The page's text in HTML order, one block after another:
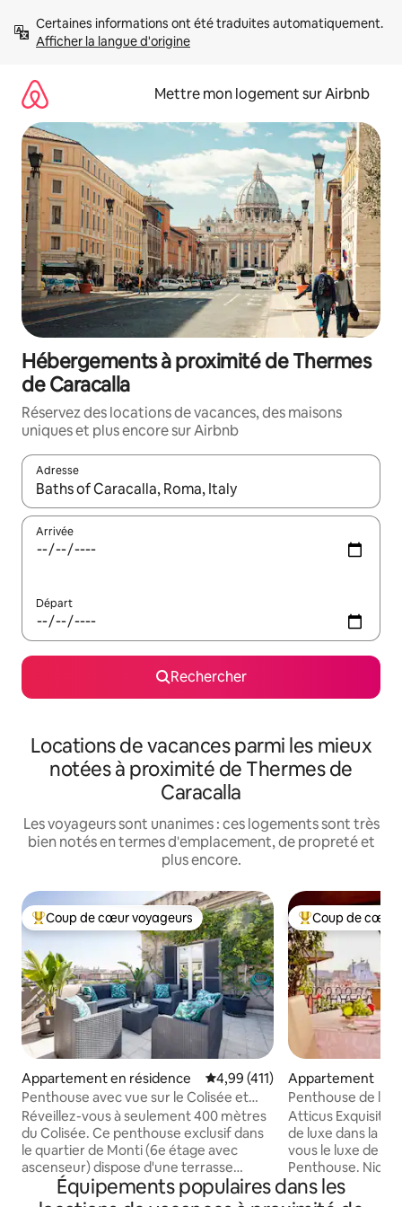
directement
Afficher la langue d'origine
Mettre mon logement sur Airbnb
Hébergements à proximité de Thermes
de Caracalla
Réservez des locations de vacances, des maisons
uniques et plus encore sur Airbnb
Adresse
Lorsque les résultats s'affichent, utilisez les flèches vers le
Arrivée
Départ
Rechercher
Locations de vacances parmi les mieux
notées à proximité de Thermes de
Caracalla
Les voyageurs sont unanimes : ces logements sont très
bien notés en termes d'emplacement, de propreté et
plus encore.
Coups de cœur voyageurs les plus appréciés
Coup de cœur voyageurs
Appartement en résidence Évaluation moyenne sur la
4,99 (411)
Penthouse avec vue sur le Colisée et
terrasse privée / Monti
Réveillez-vous à seulement 400 mètres
du Colisée. Ce penthouse exclusif dans
le quartier de Monti (6e étage avec
ascenseur) dispose d'une terrasse
privée avec une vue à couper le souffle.
Explorez la Rome antique à pied ou
Coups de cœur
Coup de cœur
Appartement
Penthouse de
imprenable
Atticus Exquisite
de luxe dans la
vous le luxe de
Penthouse.
historique, ce
dispose de deux
Équipements populaires dans les